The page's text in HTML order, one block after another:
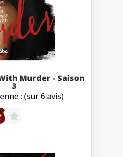
Murder - Saison
3
: (sur 6 avis)